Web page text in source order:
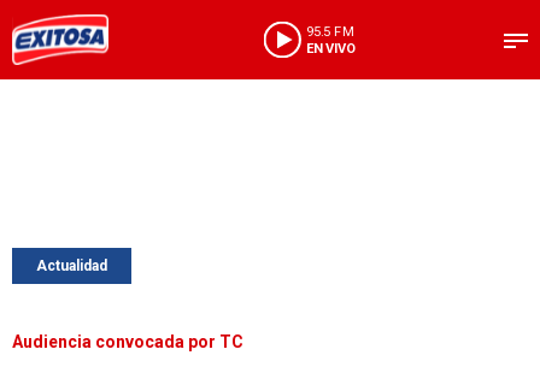
95.5 FM
EN VIVO
Actualidad
Audiencia convocada por TC